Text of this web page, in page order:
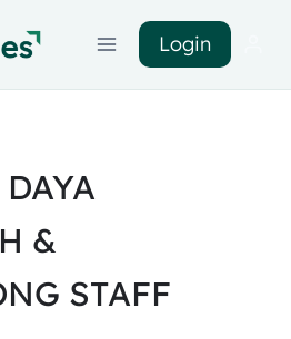
Login
&
STAFF